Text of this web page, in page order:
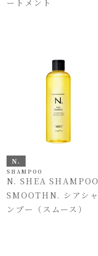
ートメント
N.
SHAMPOO
N. SHEA SHAMPOO
SMOOTHN. シアシャ
ンプー（スムース）